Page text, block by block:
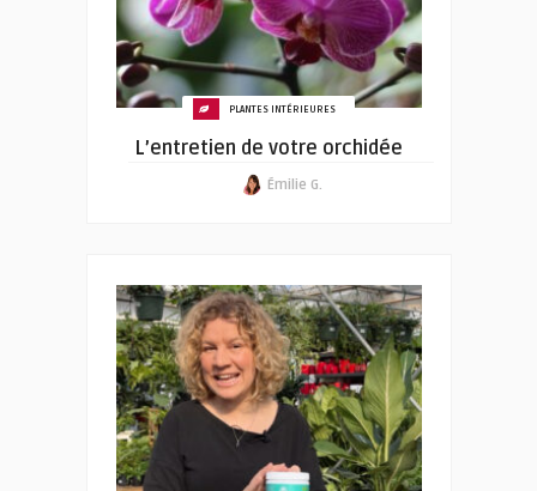
PLANTES INTÉRIEURES
L’entretien de votre orchidée
Émilie G.